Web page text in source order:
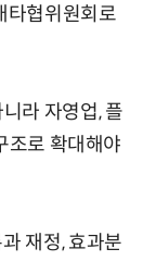
타협위원회로
라 자영업, 플
조로 확대해야
재정, 효과분